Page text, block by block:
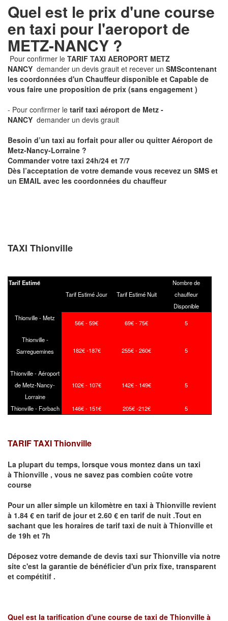
Quel est le prix d'une course
en taxi pour l'aeroport de
METZ-NANCY ?
Pour confirmer le TARIF TAXI AEROPORT METZ
NANCY demander un devis grauit et recever un SMScontenant
les coordonnées d'un Chauffeur disponible et Capable de
vous faire une proposition de prix (sans engagement )
- Pour confirmer le tarif taxi aéroport de Metz -
NANCY demander un devis grauit
Besoin d’un taxi au forfait pour aller ou quitter Aéroport de
Metz-Nancy-Lorraine ?
Commander votre taxi 24h/24 et 7/7
Dès l’acceptation de votre demande vous recevez un SMS et
un EMAIL avec les coordonnées du chauffeur
TAXI Thionville
Tarif Estimé
Tarif Estimé Jour
Tarif Estimé Nuit
Nombre de
chauffeur
Disponible
Thionville - Metz
56€ - 59€ 69€ - 75€ 5
Thionville -
Sarreguemines
182€ -187€ 255€ - 260€ 5
Thionville - Aéroport
de Metz-Nancy-
Lorraine
102€ - 107€ 142€ - 149€ 5
Thionville - Forbach 146€ - 151€ 205€ -212€ 5
TARIF TAXI Thionville
La plupart du temps, lorsque vous montez dans un taxi
à Thionville , vous ne savez pas combien coûte votre
course
Pour un aller simple un kilomètre en taxi à Thionville revient
à 1.84 € en tarif de jour et 2.60 € en tarif de nuit .Tout en
sachant que les horaires de tarif taxi de nuit à Thionville et
de 19h et 7h
Déposez votre demande de devis taxi surThionville via notre
site c'est la garantie de bénéficier d'un prix fixe, transparent
et compétitif .
Quel est la tarification d'une course de taxi de Thionville à